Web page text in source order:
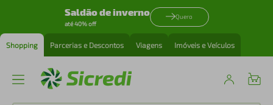
Saldão de inverno
até 40% off
Quero
Shopping Parcerias e Descontos Viagens Imóveis e Veículos